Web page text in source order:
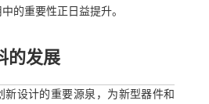
的重要性正日益提升。
的发展
新设计的重要源泉，为新型器件和